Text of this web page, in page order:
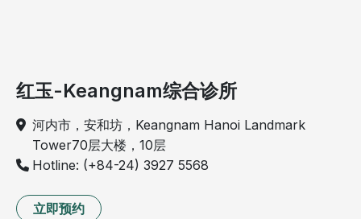
红玉-Keangnam综合诊所
河内市，安和坊，Keangnam Hanoi Landmark
Tower70层大楼，10层
Hotline: (+84-24) 3927 5568
立即预约